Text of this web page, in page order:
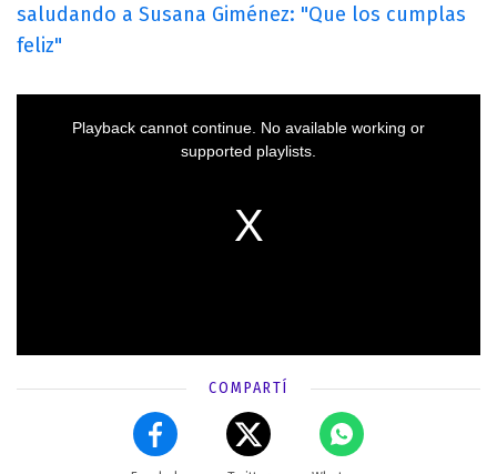
saludando a Susana Giménez: "Que los cumplas
feliz"
COMPARTÍ